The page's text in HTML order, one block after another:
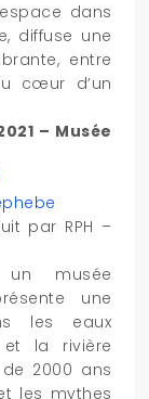
dans
diffuse une
entre
cœur d’un
– Musée
par RPH –
musée
une
les eaux
et la rivière
2000 ans
les mythes